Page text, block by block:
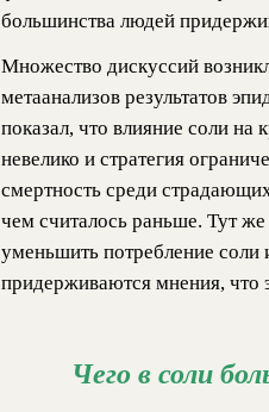
большинства людей
Множество дискуссий
метаанализов результатов
показал, что влияние соли на
невелико и стратегия
смертность среди
чем считалось раньше. Тут
уменьшить потребление соли
придерживаются мнения, что
Чего в соли